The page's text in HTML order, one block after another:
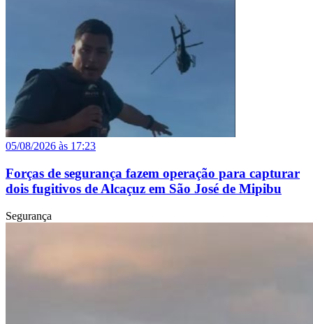
05/08/2026 às 17:23
Forças de segurança fazem operação para capturar
dois fugitivos de Alcaçuz em São José de Mipibu
Segurança